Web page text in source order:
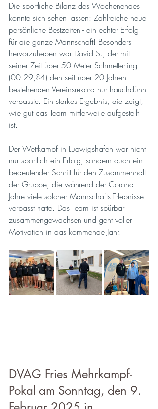
Die sportliche Bilanz des Wochenendes
konnte sich sehen lassen: Zahlreiche neue
persönliche Bestzeiten - ein echter Erfolg
für die ganze Mannschaft! Besonders
hervorzuheben war David S., der mit
seiner Zeit über 50 Meter Schmetterling
(00:29,84) den seit über 20 Jahren
bestehenden Vereinsrekord nur hauchdünn
verpasste. Ein starkes Ergebnis, die zeigt,
wie gut das Team mittlerweile aufgestellt
ist.
Der Wettkampf in Ludwigshafen war nicht
nur sportlich ein Erfolg, sondern auch ein
bedeutender Schritt für den Zusammenhalt
der Gruppe, die während der Corona-
Jahre viele solcher Mannschafts-Erlebnisse
verpasst hatte. Das Team ist spürbar
zusammengewachsen und geht voller
Motivation in das kommende Jahr.
DVAG Fries Mehrkampf-
Pokal am Sonntag, den 9.